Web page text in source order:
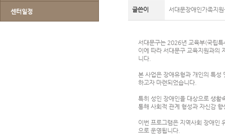
센터일정 글쓴이 서대문장애인가족지
서대문구는 2026년 교육부(국립
이에 따라 서대문구 교육지원과의
니다.
본 사업은 장애유형과 개인의 특성
하고자 마련되었습니다.
특히 성인 장애인을 대상으로 생활
통해 사회적 관계 형성과 자신감
이번 프로그램은 지역사회 장애인
으로 운영됩니다.